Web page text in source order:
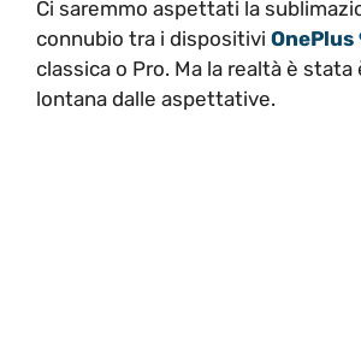
Ci saremmo aspettati la
connubio tra i dispositivi OnePlus
classica o Pro. Ma la realtà è
lontana dalle aspettative.